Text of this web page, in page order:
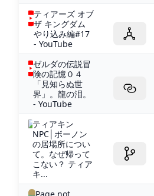
ティアーズ オブ
ザ キングダム
やり込み編#17
- YouTube
ゼルダの伝説冒
険の記憶０４
「見知らぬ世
界」。龍の泪。
- YouTube
ティアキン
NPC│ボーノン
の居場所につい
て。なぜ帰って
こない？ ティア
キ...